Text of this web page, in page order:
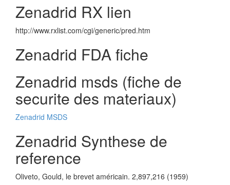
Zenadrid RX lien
http://www.rxlist.com/cgi/generic/pred.htm
Zenadrid FDA fiche
Zenadrid msds (fiche de
securite des materiaux)
Zenadrid MSDS
Zenadrid Synthese de
reference
Oliveto, Gould, le brevet américain. 2,897,216 (1959)